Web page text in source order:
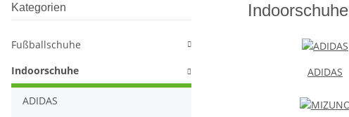
Indoorschuhe
ADIDAS
Kategorien
Fußballschuhe
Indoorschuhe
ADIDAS